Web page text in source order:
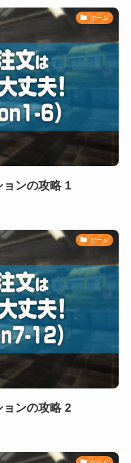
ゲーム
ョンの攻略 1
ゲーム
ョンの攻略 2